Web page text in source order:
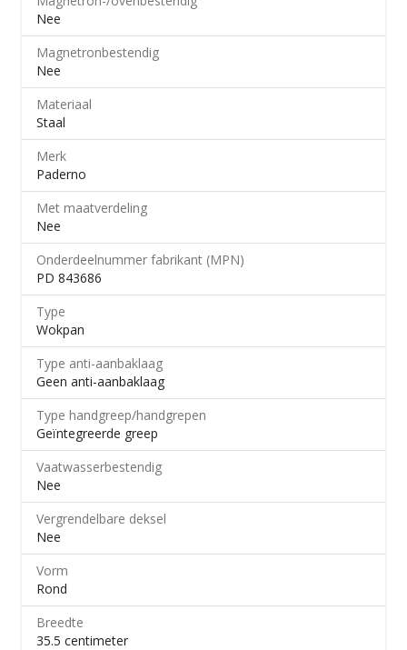
Nee
Magnetronbestendig
Nee
Materiaal
Staal
Merk
Paderno
Met maatverdeling
Nee
Onderdeelnummer fabrikant (MPN)
PD 843686
Type
Wokpan
Type anti-aanbaklaag
Geen anti-aanbaklaag
Type handgreep/handgrepen
Geïntegreerde greep
Vaatwasserbestendig
Nee
Vergrendelbare deksel
Nee
Vorm
Rond
Breedte
35.5 centimeter